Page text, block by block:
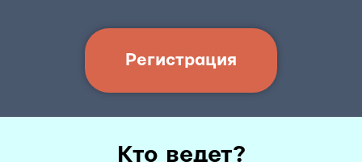
Регистрация
Кто ведет?